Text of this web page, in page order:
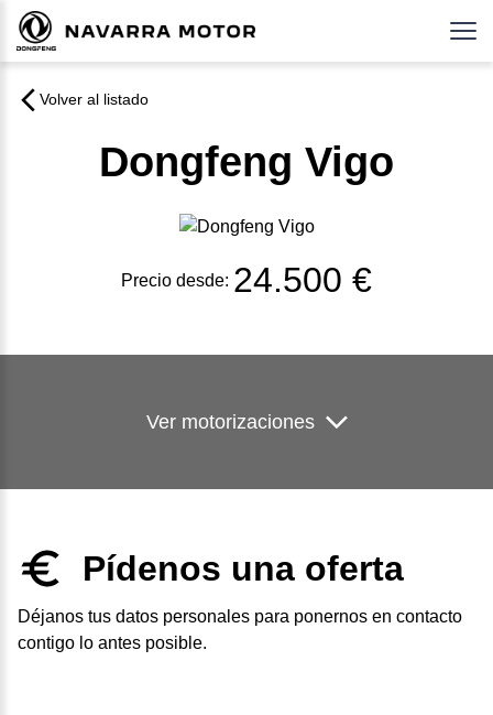
Volver al listado
Dongfeng Vigo
Precio desde: 24.500 €
Ver motorizaciones
Pídenos una oferta
Déjanos tus datos personales para ponernos en contacto
contigo lo antes posible.